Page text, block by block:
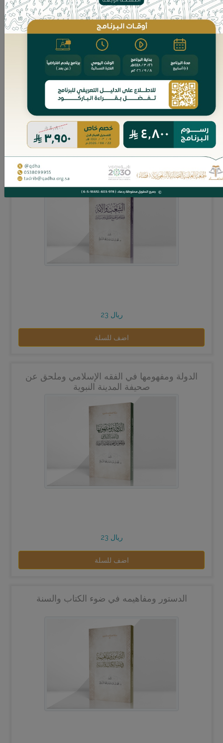
23 ريال
اضف للسلة
23 ريال
اضف للسلة
الدولة ومفهومها في الفقه الإسلامي وملحق عن
صحيفة المدينة النبوية
23 ريال
اضف للسلة
الدستور ومفاهيمه في ضوء الكتاب والسنة